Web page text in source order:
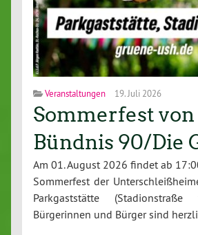
Veranstaltungen 19. Juli 2026
Sommerfest von
Bündnis 90/Die
Am 01. August 2026 findet ab
Sommerfest der
Parkgaststätte
Bürgerinnen und Bürger sind